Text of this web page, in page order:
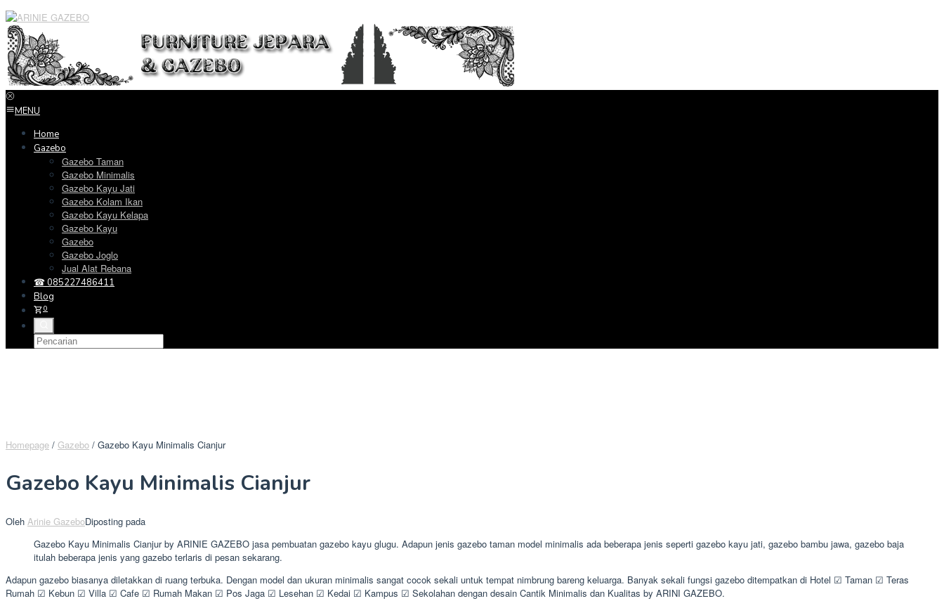
Loncat
ke
konten
MENU
Home
Gazebo
Gazebo Taman
Gazebo Minimalis
Gazebo Kayu Jati
Gazebo Kolam Ikan
Gazebo Kayu Kelapa
Gazebo Kayu
Gazebo
Gazebo Joglo
Jual Alat Rebana
☎ 085227486411
Blog
0
Homepage / Gazebo / Gazebo Kayu Minimalis Cianjur
Gazebo Kayu Minimalis Cianjur
Oleh Arinie GazeboDiposting pada
Gazebo Kayu Minimalis Cianjur by ARINIE GAZEBO jasa pembuatan gazebo kayu glugu. Adapun jenis gazebo taman model minimalis ada beberapa jenis seperti gazebo kayu jati, gazebo bambu jawa, gazebo baja
itulah beberapa jenis yang gazebo terlaris di pesan sekarang.
Adapun gazebo biasanya diletakkan di ruang terbuka. Dengan model dan ukuran minimalis sangat cocok sekali untuk tempat nimbrung bareng keluarga. Banyak sekali fungsi gazebo ditempatkan di Hotel ☑ Taman ☑ Teras
Rumah ☑ Kebun ☑ Villa ☑ Cafe ☑ Rumah Makan ☑ Pos Jaga ☑ Lesehan ☑ Kedai ☑ Kampus ☑ Sekolahan dengan desain Cantik Minimalis dan Kualitas by ARINI GAZEBO.